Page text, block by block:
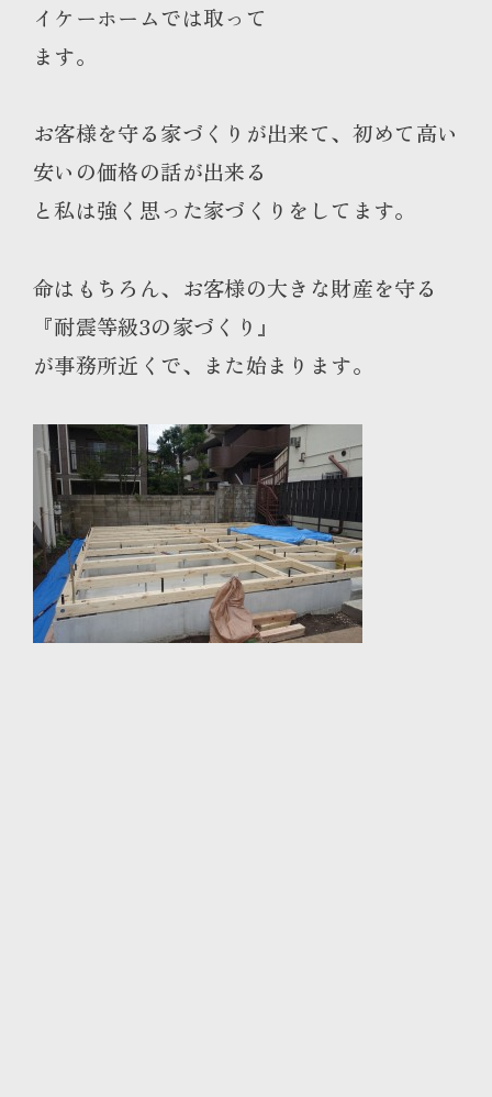
イケーホームでは取って
ます。
お客様を守る家づくりが出来て、初めて高い
安いの価格の話が出来る
と私は強く思った家づくりをしてます。
命はもちろん、お客様の大きな財産を守る
『耐震等級3の家づくり』
が事務所近くで、また始まります。